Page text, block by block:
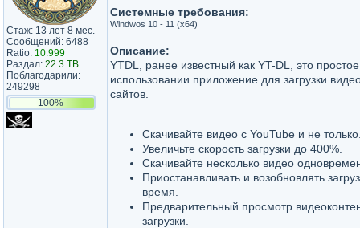
Стаж: 13 лет 8 мес.
Сообщений: 6488
Ratio: 10.999
Раздал: 22.3 TB
Поблагодарили:
249298
100%
Системные требования:
Windwos 10 - 11 (x64)
Описание:
YTDL, ранее известный как YT-DL, это
использовании приложение для загрузки
сайтов.
Скачивайте видео с YouTube и не
Увеличьте скорость загрузки до 400%.
Скачивайте несколько видео
Приостанавливать и возобновлять
время.
Предварительный просмотр
загрузки.